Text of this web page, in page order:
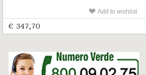
Add to wishlist
€ 347,70